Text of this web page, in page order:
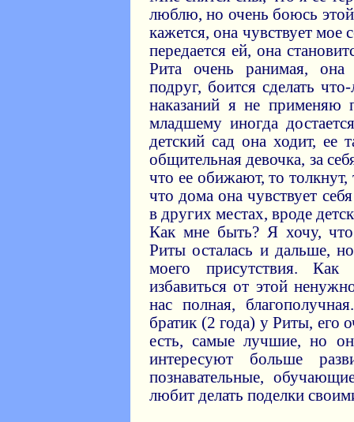
люблю, но очень боюсь
кажется, она чувствует мое
передается ей, она
Рита очень ранимая, она
подруг, боится сделать
наказаний я не
младшему иногда
детский сад она ходит, ее
общительная девочка, за
что ее обижают, то
что дома она чувствует
в других местах, вроде
Как мне быть? Я хочу,
Риты осталась и дальше,
моего присутствия.
избавиться от этой
нас полная,
братик (2 года) у Риты,
есть, самые лучшие, но
интересуют больше
познавательные,
любит делать поделки